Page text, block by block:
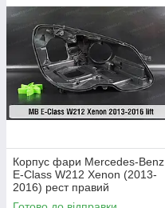
Корпус фари Mercedes-Benz
E-Class W212 Xenon (2013-
2016) рест правий